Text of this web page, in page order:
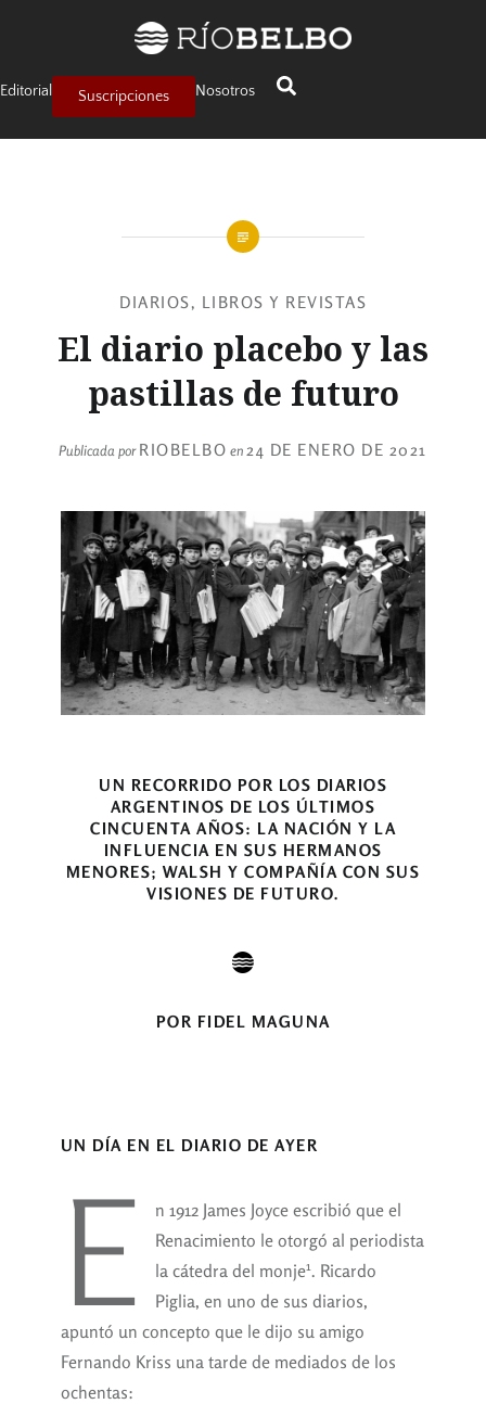
Editorial Suscripciones Nosotros
DIARIOS, LIBROS Y REVISTAS
El diario placebo y las
pastillas de futuro
Publicada porRIOBELBO en 24 DE ENERO DE 2021
UN RECORRIDO POR LOS DIARIOS
ARGENTINOS DE LOS ÚLTIMOS
CINCUENTA AÑOS: LA NACIÓN Y LA
INFLUENCIA EN SUS HERMANOS
MENORES; WALSH Y COMPAÑÍA CON SUS
VISIONES DE FUTURO.
POR FIDEL MAGUNA
UN DÍA EN EL DIARIO DE AYER
E
n 1912 James Joyce escribió que el
Renacimiento le otorgó al periodista
la cátedra del monje1. Ricardo
Piglia, en uno de sus diarios,
apuntó un concepto que le dijo su amigo
Fernando Kriss una tarde de mediados de los
ochentas: